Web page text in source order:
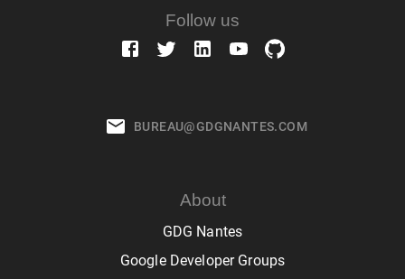
Follow us
BUREAU@GDGNANTES.COM
About
GDG Nantes
Google Developer Groups